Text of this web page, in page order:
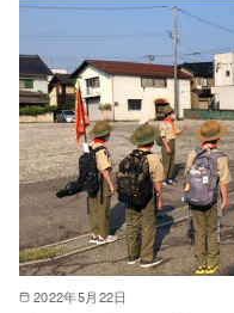
2022年5月22日